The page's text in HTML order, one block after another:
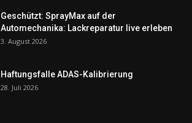
Geschützt: SprayMax auf der
Automechanika: Lackreparatur live erleben
3. August 2026
Haftungsfalle ADAS-Kalibrierung
28. Juli 2026